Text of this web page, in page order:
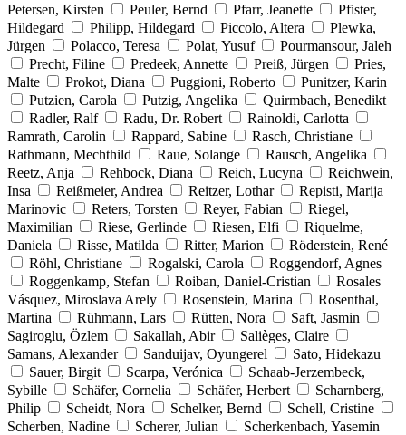
Petersen, Kirsten
Peuler, Bernd Pfarr, Jeanette
Pfister,
Hildegard
Philipp, Hildegard Piccolo, Altera
Plewka,
Jürgen
Polacco, Teresa Polat, Yusuf
Pourmansour, Jaleh
Precht, Filine
Predeek, Annette Preiß, Jürgen
Pries,
Malte
Prokot, Diana Puggioni, Roberto
Punitzer, Karin
Putzien, Carola
Putzig, Angelika
Quirmbach, Benedikt
Radler, Ralf
Radu, Dr. Robert
Rainoldi, Carlotta
Ramrath, Carolin
Rappard, Sabine
Rasch, Christiane
Rathmann, Mechthild
Raue, Solange
Rausch, Angelika
Reetz, Anja
Rehbock, Diana Reich, Lucyna
Reichwein,
Insa
Reißmeier, Andrea Reitzer, Lothar
Repisti, Marija
Marinovic
Reters, Torsten Reyer, Fabian
Riegel,
Maximilian
Riese, Gerlinde Riesen, Elfi
Riquelme,
Daniela
Risse, Matilda Ritter, Marion
Röderstein, René
Röhl, Christiane
Rogalski, Carola
Roggendorf, Agnes
Roggenkamp, Stefan
Roiban, Daniel-Cristian
Rosales
Vásquez, Miroslava Arely
Rosenstein, Marina
Rosenthal,
Martina
Rühmann, Lars Rütten, Nora
Saft, Jasmin
Sagiroglu, Özlem
Sakallah, Abir
Salièges, Claire
Samans, Alexander
Sanduijav, Oyungerel
Sato, Hidekazu
Sauer, Birgit
Scarpa, Verónica
Schaab-Jerzembeck,
Sybille
Schäfer, Cornelia Schäfer, Herbert
Scharnberg,
Philip
Scheidt, Nora Schelker, Bernd
Schell, Cristine
Scherben, Nadine
Scherer, Julian
Scherkenbach, Yasemin